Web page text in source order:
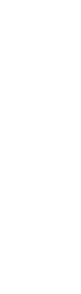
is used and to offer